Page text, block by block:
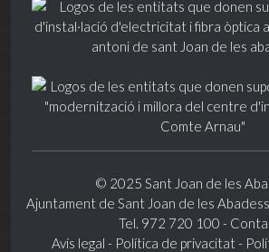
© 2025 Sant Joan de les
Ajuntament de Sant Joan de les
Tel. 972 720 100 -
Avís legal - Política de privacitat -